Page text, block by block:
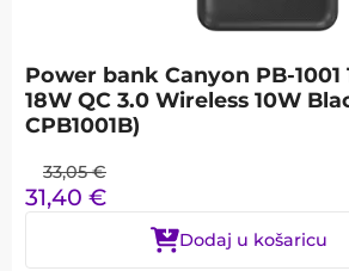
Power bank Canyon PB-1001
18W QC 3.0 Wireless 10W
CPB1001B)
33,05 €
31,40 €
Dodaj u košaricu